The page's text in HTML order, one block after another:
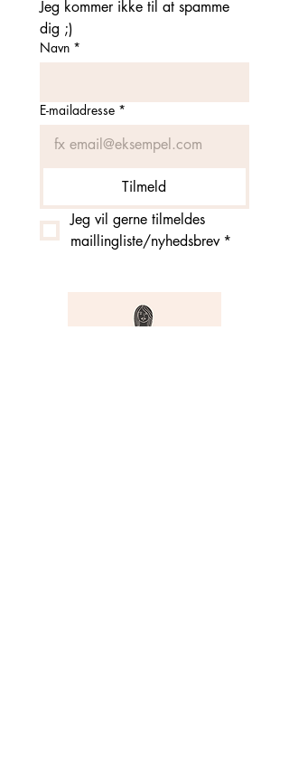
Jeg kommer ikke til at spamme
dig ;)
Navn *
E-mailadresse *
Tilmeld
Jeg vil gerne tilmeldes
maillingliste/nyhedsbrev *